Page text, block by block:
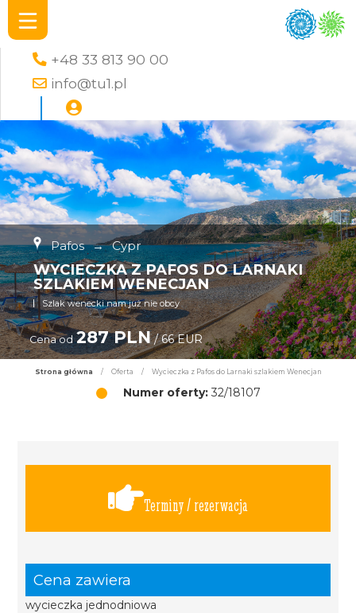
+48 33 813 90 00
info@tu1.pl
Pafos → Cypr
WYCIECZKA Z PAFOS DO LARNAKI
SZLAKIEM WENECJAN
Szlak wenecki nam już nie obcy
Cena od 287 PLN/ 66 EUR
Strona główna / Oferta / Wycieczka z Pafos do Larnaki szlakiem Wenecjan
Numer oferty:32/18107
Terminy / rezerwacja
Cena zawiera
wycieczka jednodniowa